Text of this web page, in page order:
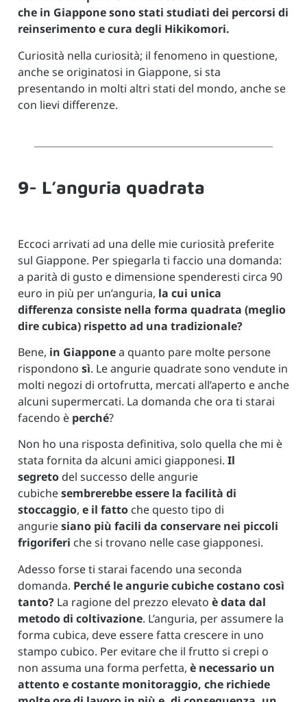
che in Giappone sono stati studiati dei percorsi di
reinserimento e cura degli Hikikomori.
Curiosità nella curiosità; il fenomeno in questione,
anche se originatosi in Giappone, si sta
presentando in molti altri stati del mondo, anche se
con lievi differenze.
9- L’anguria quadrata
Eccoci arrivati ad una delle mie curiosità preferite
sul Giappone. Per spiegarla ti faccio una domanda:
a parità di gusto e dimensione spenderesti circa 90
euro in più per un’anguria, la cui unica
differenza consiste nella forma quadrata (meglio
dire cubica) rispetto ad una tradizionale?
Bene, in Giapponea quanto pare molte persone
rispondono sì. Le angurie quadrate sono vendute in
molti negozi di ortofrutta, mercati all’aperto e anche
alcuni supermercati. La domanda che ora ti starai
facendo è perché?
Non ho una risposta definitiva, solo quella che mi è
stata fornita da alcuni amici giapponesi. Il
segreto del successo delle angurie
cubichesembrerebbe essere la facilità di
stoccaggio, e il fatto che questo tipo di
anguriesiano più facili da conservare nei piccoli
frigoriferi che si trovano nelle case giapponesi.
Adesso forse ti starai facendo una seconda
domanda. Perché le angurie cubiche costano così
tanto? La ragione del prezzo elevato è data dal
metodo di coltivazione. L’anguria, per assumere la
forma cubica, deve essere fatta crescere in uno
stampo cubico. Per evitare che il frutto si crepi o
non assuma una forma perfetta, è necessario un
attento e costante monitoraggio, che richiede